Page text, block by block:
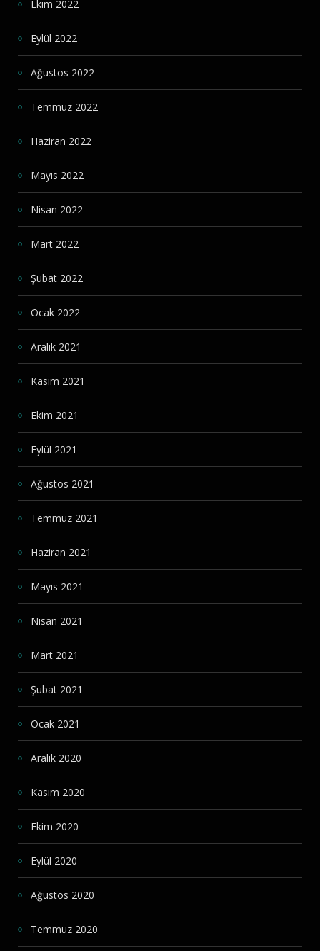
Ekim 2022
Eylül 2022
Ağustos 2022
Temmuz 2022
Haziran 2022
Mayıs 2022
Nisan 2022
Mart 2022
Şubat 2022
Ocak 2022
Aralık 2021
Kasım 2021
Ekim 2021
Eylül 2021
Ağustos 2021
Temmuz 2021
Haziran 2021
Mayıs 2021
Nisan 2021
Mart 2021
Şubat 2021
Ocak 2021
Aralık 2020
Kasım 2020
Ekim 2020
Eylül 2020
Ağustos 2020
Temmuz 2020